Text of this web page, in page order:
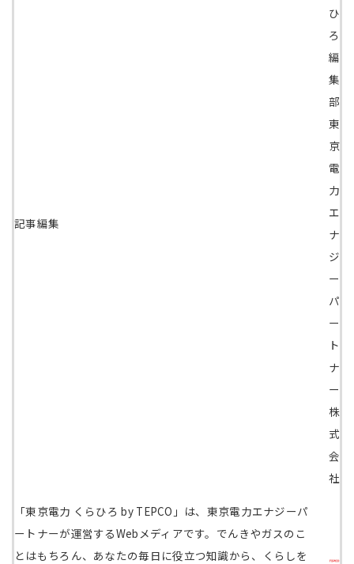
記事編集
ひ
ろ
編
集
部
東
京
電
力
エ
ナ
ジ
ー
パ
ー
ト
ナ
ー
株
式
会
社
「東京電力 くらひろ by TEPCO」は、東京電力エナジーパ
ートナーが運営するWebメディアです。でんきやガスのこ
とはもちろん、あなたの毎日に役立つ知識から、くらしを